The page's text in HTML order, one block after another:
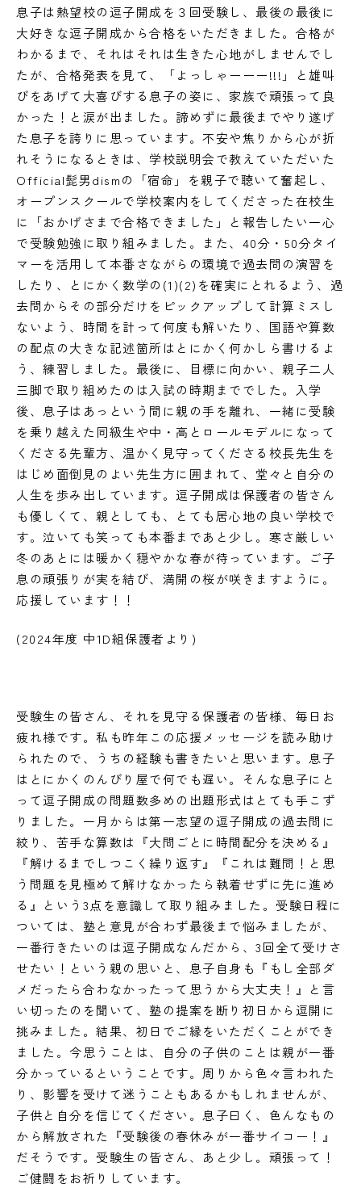
息子は熱望校の逗子開成を３回受験し、最後の最後に
大好きな逗子開成から合格をいただきました。合格が
わかるまで、それはそれは生きた心地がしませんでし
たが、合格発表を見て、「よっしゃーーー!!!」と雄叫
びをあげて大喜びする息子の姿に、家族で頑張って良
かった！と涙が出ました。諦めずに最後までやり遂げ
た息子を誇りに思っています。不安や焦りから心が折
れそうになるときは、学校説明会で教えていただいた
Official髭男dismの「宿命」を親子で聴いて奮起し、
オープンスクールで学校案内をしてくださった在校生
に「おかげさまで合格できました」と報告したい一心
で受験勉強に取り組みました。また、40分・50分タイ
マーを活用して本番さながらの環境で過去問の演習を
したり、とにかく数学の(1)(2)を確実にとれるよう、過
去問からその部分だけをピックアップして計算ミスし
ないよう、時間を計って何度も解いたり、国語や算数
の配点の大きな記述箇所はとにかく何かしら書けるよ
う、練習しました。最後に、目標に向かい、親子二人
三脚で取り組めたのは入試の時期まででした。入学
後、息子はあっという間に親の手を離れ、一緒に受験
を乗り越えた同級生や中・高とロールモデルになって
くださる先輩方、温かく見守ってくださる校長先生を
はじめ面倒見のよい先生方に囲まれて、堂々と自分の
人生を歩み出しています。逗子開成は保護者の皆さん
も優しくて、親としても、とても居心地の良い学校で
す。泣いても笑っても本番まであと少し。寒さ厳しい
冬のあとには暖かく穏やかな春が待っています。ご子
息の頑張りが実を結び、満開の桜が咲きますように。
応援しています！！
(2024年度 中1D組保護者より)
受験生の皆さん、それを見守る保護者の皆様、毎日お
疲れ様です。私も昨年この応援メッセージを読み助け
られたので、うちの経験も書きたいと思います。息子
はとにかくのんびり屋で何でも遅い。そんな息子にと
って逗子開成の問題数多めの出題形式はとても手こず
りました。一月からは第一志望の逗子開成の過去問に
絞り、苦手な算数は『大問ごとに時間配分を決める』
『解けるまでしつこく繰り返す』『これは難問！と思
う問題を見極めて解けなかったら執着せずに先に進め
る』という3点を意識して取り組みました。受験日程に
ついては、塾と意見が合わず最後まで悩みましたが、
一番行きたいのは逗子開成なんだから、3回全て受けさ
せたい！という親の思いと、息子自身も『もし全部ダ
メだったら合わなかったって思うから大丈夫！』と言
い切ったのを聞いて、塾の提案を断り初日から逗開に
挑みました。結果、初日でご縁をいただくことができ
ました。今思うことは、自分の子供のことは親が一番
分かっているということです。周りから色々言われた
り、影響を受けて迷うこともあるかもしれませんが、
子供と自分を信じてください。息子曰く、色んなもの
から解放された『受験後の春休みが一番サイコー！』
だそうです。受験生の皆さん、あと少し。頑張って！
ご健闘をお祈りしています。